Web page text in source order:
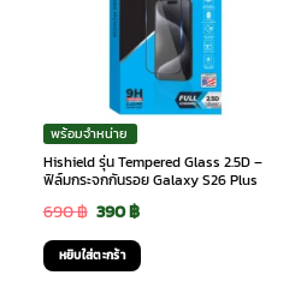
พร้อมจำหน่าย
Hishield รุ่น Tempered Glass 2.5D –
ฟิล์มกระจกกันรอย Galaxy S26 Plus
690฿ Original
price
was:
390฿Current
price
หยิบใส่ตะกร้า